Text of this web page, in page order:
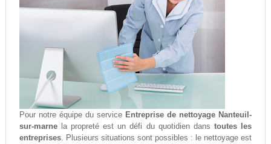
Pour notre équipe du service Entreprise de nettoyage Nanteuil-
sur-marnela propreté est un défi du quotidien dans toutes les
entreprises. Plusieurs situations sont possibles : le nettoyage est